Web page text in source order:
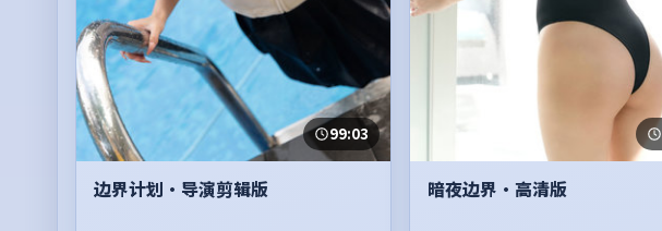
99:03
边界计划·导演剪辑版 暗夜边界·高清版